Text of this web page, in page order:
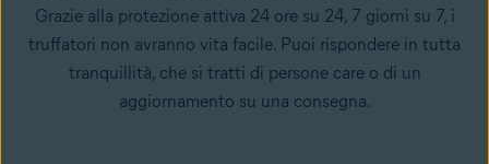
Grazie alla protezione attiva 24 ore su 24, 7 giorni su 7, i
truffatori non avranno vita facile. Puoi rispondere in tutta
tranquillità, che si tratti di persone care o di un
aggiornamento su una consegna.